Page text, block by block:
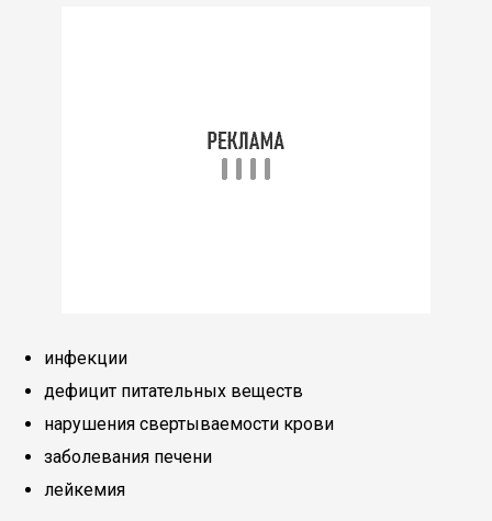
инфекции
дефицит питательных веществ
нарушения свертываемости крови
заболевания печени
лейкемия